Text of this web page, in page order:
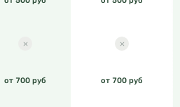
от 700 руб от 700 руб